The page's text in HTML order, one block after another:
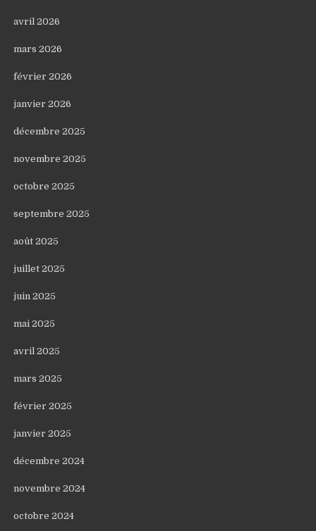
avril 2026
mars 2026
février 2026
janvier 2026
décembre 2025
novembre 2025
octobre 2025
septembre 2025
août 2025
juillet 2025
juin 2025
mai 2025
avril 2025
mars 2025
février 2025
janvier 2025
décembre 2024
novembre 2024
octobre 2024